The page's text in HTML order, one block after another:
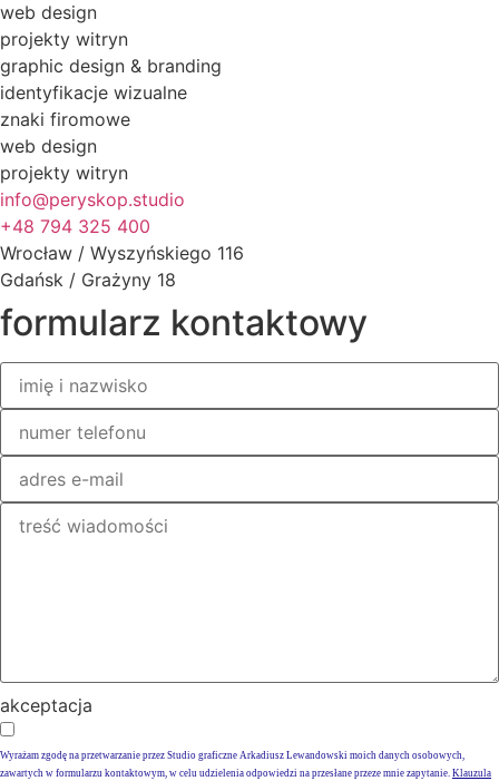
web design
projekty witryn
graphic design & branding​
identyfikacje wizualne
znaki firomowe
web design
projekty witryn
info@peryskop.studio
+48 794 325 400
Wrocław / Wyszyńskiego 116
Gdańsk / Grażyny 18
formularz kontaktowy
akceptacja
Wyrażam zgodę na przetwarzanie przez Studio graficzne Arkadiusz Lewandowski moich danych osobowych,
zawartych w formularzu kontaktowym, w celu udzielenia odpowiedzi na przesłane przeze mnie zapytanie. Klauzula